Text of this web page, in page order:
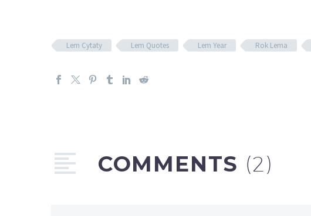
Lem Cytaty Lem Quotes Lem Year Rok Lema
COMMENTS (2)